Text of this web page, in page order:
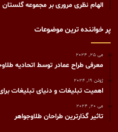
الهام نظری مروری بر مجموعه گلستان
پر خواننده ترین موضوعات
می 25, 2024
معرفی طراح عمادر توسط اتحادیه
ژوئن 19, 2024
اهمیت تبلیغات و دنیای تبلیغات
می 20, 2024
تاثیر گذارترین طراحان طلاوجواهر